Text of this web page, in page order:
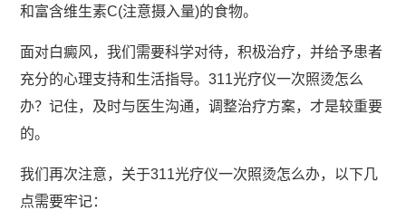
和富含维生素C(注意摄入量)的食物。
面对白癜风，我们需要科学对待，积极治疗，并给予患者
充分的心理支持和生活指导。311光疗仪一次照烫怎么
办？记住，及时与医生沟通，调整治疗方案，才是较重要
的。
我们再次注意，关于311光疗仪一次照烫怎么办，以下几
点需要牢记：